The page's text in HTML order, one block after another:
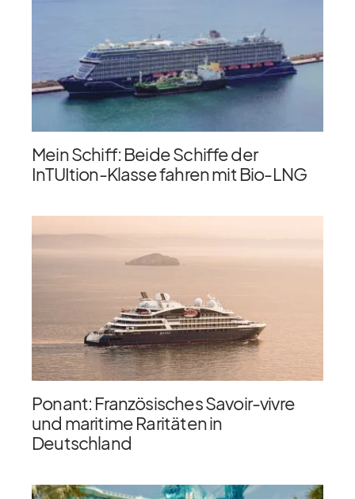
Mein Schiff: Beide Schiffe der
InTUItion-Klasse fahren mit Bio-LNG
Ponant: Französisches Savoir-vivre
und maritime Raritäten in
Deutschland